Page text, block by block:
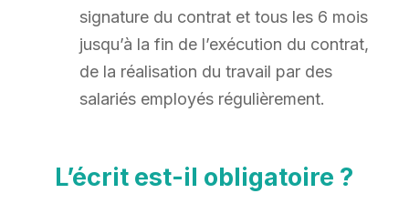
signature du contrat et tous les 6 mois
jusqu’à la fin de l’exécution du contrat,
de la réalisation du travail par des
salariés employés régulièrement.
L’écrit est-il obligatoire ?